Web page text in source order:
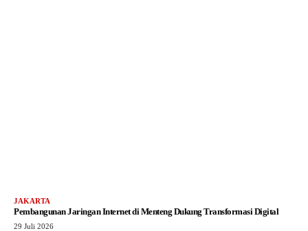
JAKARTA
Pembangunan Jaringan Internet di Menteng Dukung Transformasi Digital
29 Juli 2026